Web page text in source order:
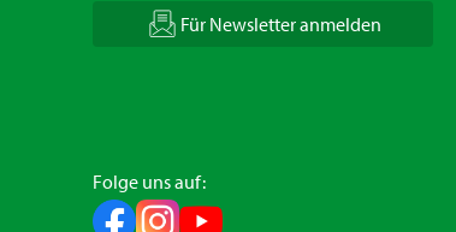
Für Newsletter anmelden
Folge uns auf: